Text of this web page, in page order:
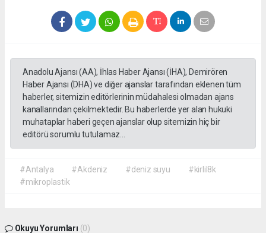
Anadolu Ajansı (AA), İhlas Haber Ajansı (İHA), Demirören
Haber Ajansı (DHA) ve diğer ajanslar tarafından eklenen tüm
haberler, sitemizin editörlerinin müdahalesi olmadan ajans
kanallarından çekilmektedir. Bu haberlerde yer alan hukuki
muhataplar haberi geçen ajanslar olup sitemizin hiç bir
editörü sorumlu tutulamaz...
#Antalya #Akdeniz #deniz suyu
#kirlil8k
#mikroplastik
Okuyu Yorumları (0)